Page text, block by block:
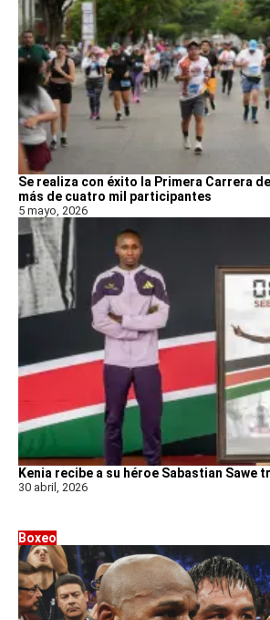
Se realiza con éxito la Primera Carrera
más de cuatro mil participantes
5 mayo, 2026
Kenia recibe a su héroe Sabastian Sawe
30 abril, 2026
Boxeo